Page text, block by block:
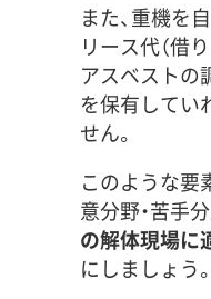
また、重機を
リース代（借
アスベストの
を保有してい
せん。
このような要
意分野・苦手
の解体現場に
にしましょう。